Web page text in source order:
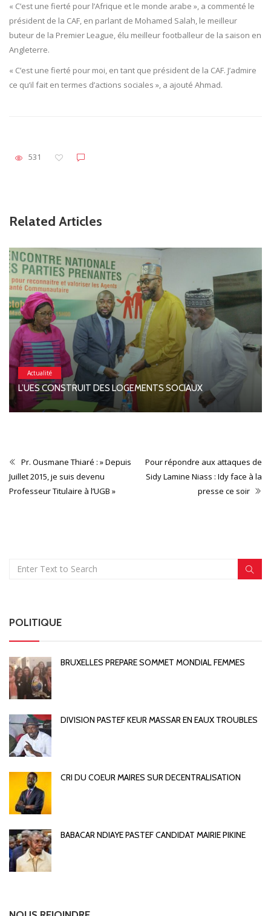
« C’est une fierté pour l’Afrique et le monde arabe », a commenté le
président de la CAF, en parlant de Mohamed Salah, le meilleur
buteur de la Premier League, élu meilleur footballeur de la saison en
Angleterre.
« C’est une fierté pour moi, en tant que président de la CAF. J’admire
ce qu’il fait en termes d’actions sociales », a ajouté Ahmad.
531
Related Articles
Actualité
L’UES CONSTRUIT DES LOGEMENTS SOCIAUX
Pr. Ousmane Thiaré : » Depuis
Juillet 2015, je suis devenu
Professeur Titulaire à l’UGB »
Pour répondre aux attaques de
Sidy Lamine Niass : Idy face à la
presse ce soir
POLITIQUE
BRUXELLES PREPARE SOMMET MONDIAL FEMMES
DIVISION PASTEF KEUR MASSAR EN EAUX TROUBLES
CRI DU COEUR MAIRES SUR DECENTRALISATION
BABACAR NDIAYE PASTEF CANDIDAT MAIRIE PIKINE